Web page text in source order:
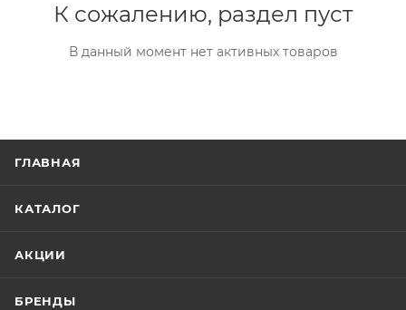
К сожалению, раздел пуст
В данный момент нет активных товаров
ГЛАВНАЯ
КАТАЛОГ
АКЦИИ
БРЕНДЫ